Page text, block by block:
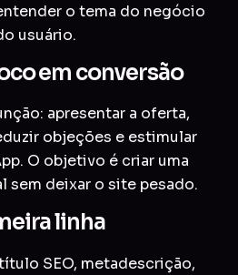
o tema do negócio
usuário.
em conversão
apresentar a oferta,
objeções e estimular
O objetivo é criar uma
sem deixar o site pesado.
linha
SEO, metadescrição,